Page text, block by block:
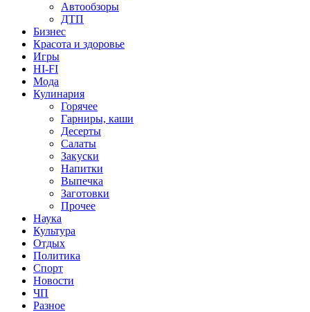
Автообзоры
ДТП
Бизнес
Красота и здоровье
Игры
HI-FI
Мода
Кулинария
Горячее
Гарниры, каши
Десерты
Салаты
Закуски
Напитки
Выпечка
Заготовки
Прочее
Наука
Культура
Отдых
Политика
Спорт
Новости
ЧП
Разное